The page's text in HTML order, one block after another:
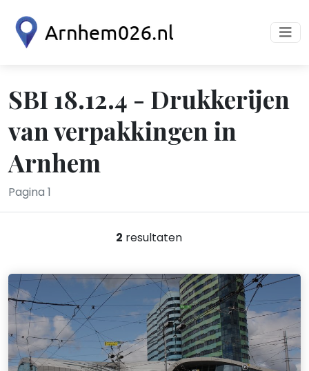
SBI 18.12.4 - Drukkerijen
van verpakkingen in
Arnhem
Pagina 1
2 resultaten